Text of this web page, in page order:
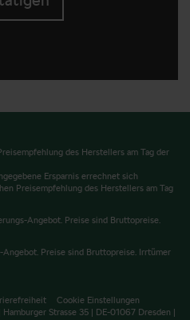
des Herstellers am Tag der
Ersparnis errechnet sich
Preisempfehlung des Herstellers am Tag
Angebot. Preise sind Bruttopreise.
Preise sind Bruttopreise. Irrtümer
Cookie Einstellungen
Strasse 35 | DE-01067 Dresden |